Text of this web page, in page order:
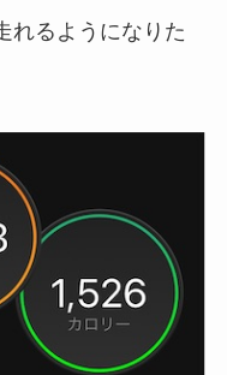
れるようになりた